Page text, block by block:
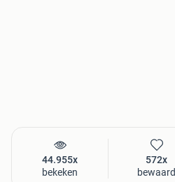
44.955x
bekeken
572x
bewaard